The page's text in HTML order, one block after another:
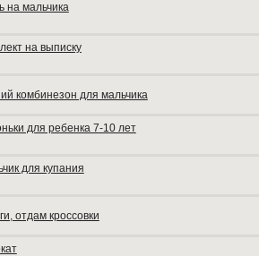
на мальчика
на выписку
комбинезон для мальчика
для ребенка 7-10 лет
для купания
отдам кроссовки